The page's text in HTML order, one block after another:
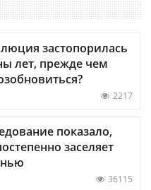
застопорилась
лет, прежде чем
2217
показало,
заселяет
36115